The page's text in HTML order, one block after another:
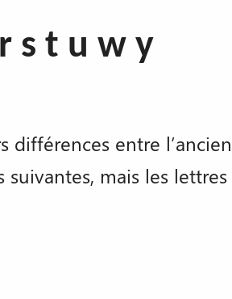
s t u w y
différences entre
mais les lettres